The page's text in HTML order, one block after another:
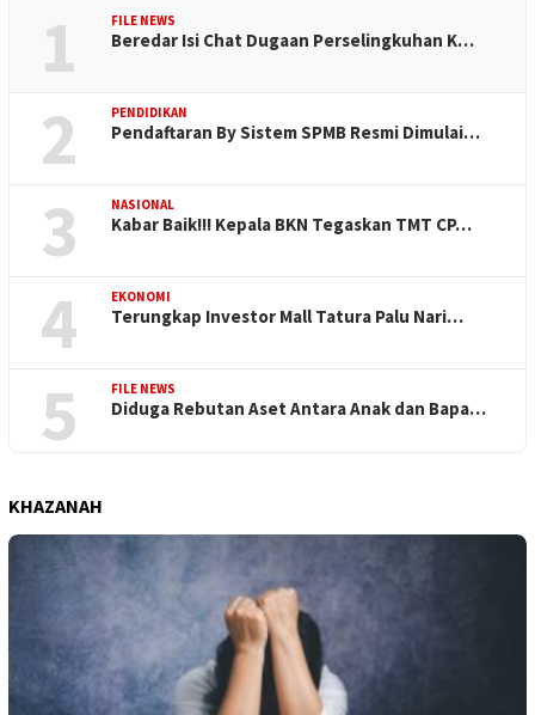
1 FILE NEWS
Beredar Isi Chat Dugaan Perselingkuhan K…
2 PENDIDIKAN
Pendaftaran By Sistem SPMB Resmi Dimulai…
3 NASIONAL
Kabar Baik!!! Kepala BKN Tegaskan TMT CP…
4 EKONOMI
Terungkap Investor Mall Tatura Palu Nari…
5 FILE NEWS
Diduga Rebutan Aset Antara Anak dan Bapa…
KHAZANAH